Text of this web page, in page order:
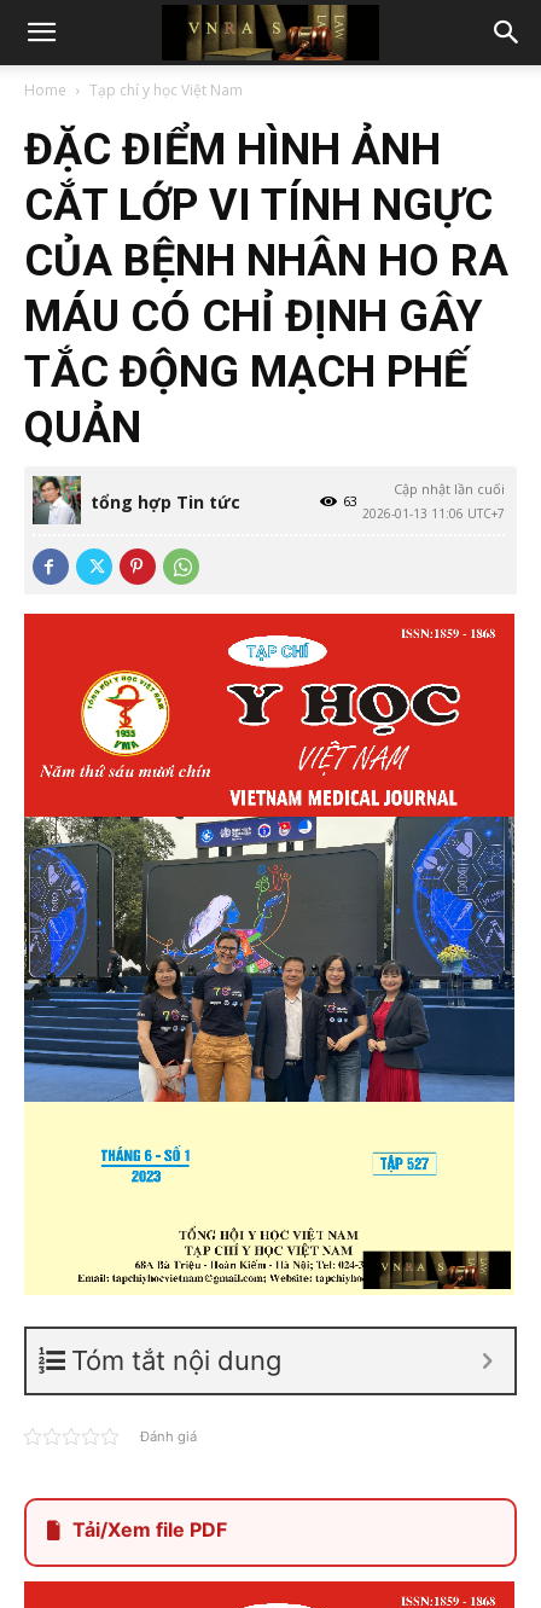
Home Tạp chí y học Việt Nam
ĐẶC ĐIỂM HÌNH ẢNH
CẮT LỚP VI TÍNH NGỰC
CỦA BỆNH NHÂN HO RA
MÁU CÓ CHỈ ĐỊNH GÂY
TẮC ĐỘNG MẠCH PHẾ
QUẢN
tổng hợp Tin tức
Cập nhật lần cuối
2026-01-13 11:06 UTC+7
63
Tóm tắt nội dung
Đánh giá
Tải/Xem file PDF